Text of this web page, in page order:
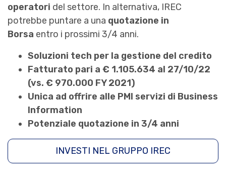
operatori del settore. In alternativa, IREC
potrebbe puntare a una quotazione in
Borsa entro i prossimi 3/4 anni.
Soluzioni tech per la gestione del credito
Fatturato pari a € 1.105.634 al 27/10/22
(vs. € 970.000 FY 2021)
Unica ad offrire alle PMI servizi di Business
Information
Potenziale quotazione in 3/4 anni
INVESTI NEL GRUPPO IREC